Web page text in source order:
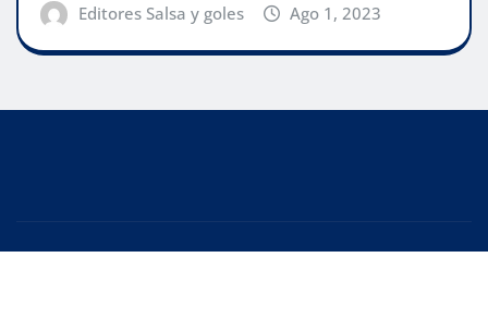
Editores Salsa y goles Ago 1, 2023